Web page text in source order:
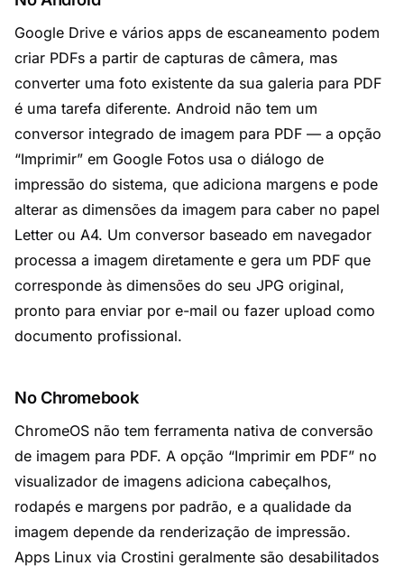
Google Drive e vários apps de escaneamento podem
criar PDFs a partir de capturas de câmera, mas
converter uma foto existente da sua galeria para PDF
é uma tarefa diferente. Android não tem um
conversor integrado de imagem para PDF — a opção
“Imprimir” em Google Fotos usa o diálogo de
impressão do sistema, que adiciona margens e pode
alterar as dimensões da imagem para caber no papel
Letter ou A4. Um conversor baseado em navegador
processa a imagem diretamente e gera um PDF que
corresponde às dimensões do seu JPG original,
pronto para enviar por e-mail ou fazer upload como
documento profissional.
No Chromebook
ChromeOS não tem ferramenta nativa de conversão
de imagem para PDF. A opção “Imprimir em PDF” no
visualizador de imagens adiciona cabeçalhos,
rodapés e margens por padrão, e a qualidade da
imagem depende da renderização de impressão.
Apps Linux via Crostini geralmente são desabilitados